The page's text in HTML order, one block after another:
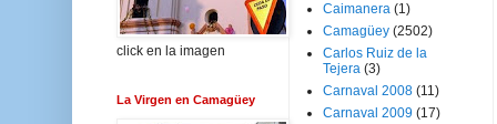
click en la imagen
La Virgen en Camagüey
Caimanera (1)
Camagüey (2502)
Carlos Ruiz de la
Tejera (3)
Carnaval 2008 (11)
Carnaval 2009 (17)